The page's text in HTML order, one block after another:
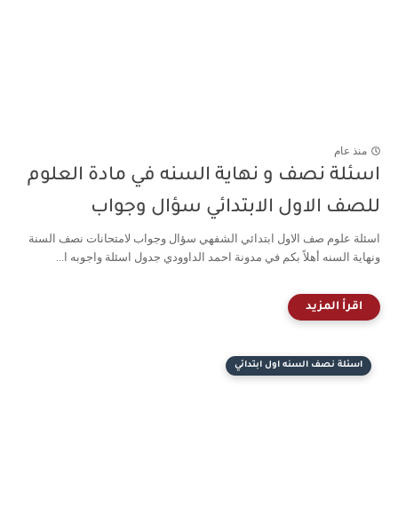
منذ عام
اسئلة نصف و نهاية السنه في مادة العلوم
للصف الاول الابتدائي سؤال وجواب
اسئلة علوم صف الاول ابتدائي الشفهي سؤال وجواب لامتحانات نصف السنة
ونهاية السنه أهلاً بكم في مدونة احمد الداوودي جدول اسئلة واجوبه ا...
اسئلة نصف السنه اول ابتدائي